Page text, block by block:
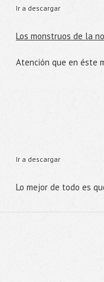
Ir a descargar
Los monstruos de la
Atención que en éste
Ir a descargar
Lo mejor de todo es